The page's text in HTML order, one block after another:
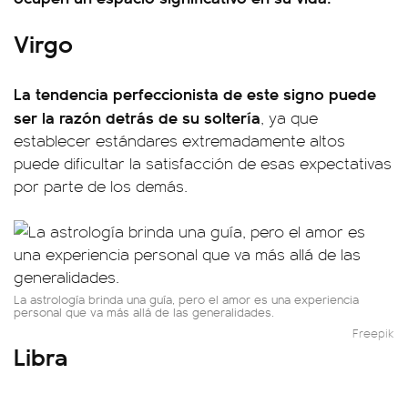
Virgo
La tendencia perfeccionista de este signo puede
ser la razón detrás de su soltería, ya que
establecer estándares extremadamente altos
puede dificultar la satisfacción de esas expectativas
por parte de los demás.
La astrología brinda una guía, pero el amor es una experiencia
personal que va más allá de las generalidades.
Freepik
Libra